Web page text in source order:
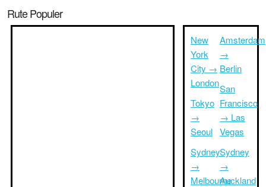
Rute Populer
New
York
City →
London
Tokyo
→
Seoul
Sydney
→
Melbourne
Amsterdam
→
Berlin
San
Francisco
→ Las
Vegas
Sydney
→
Auckland